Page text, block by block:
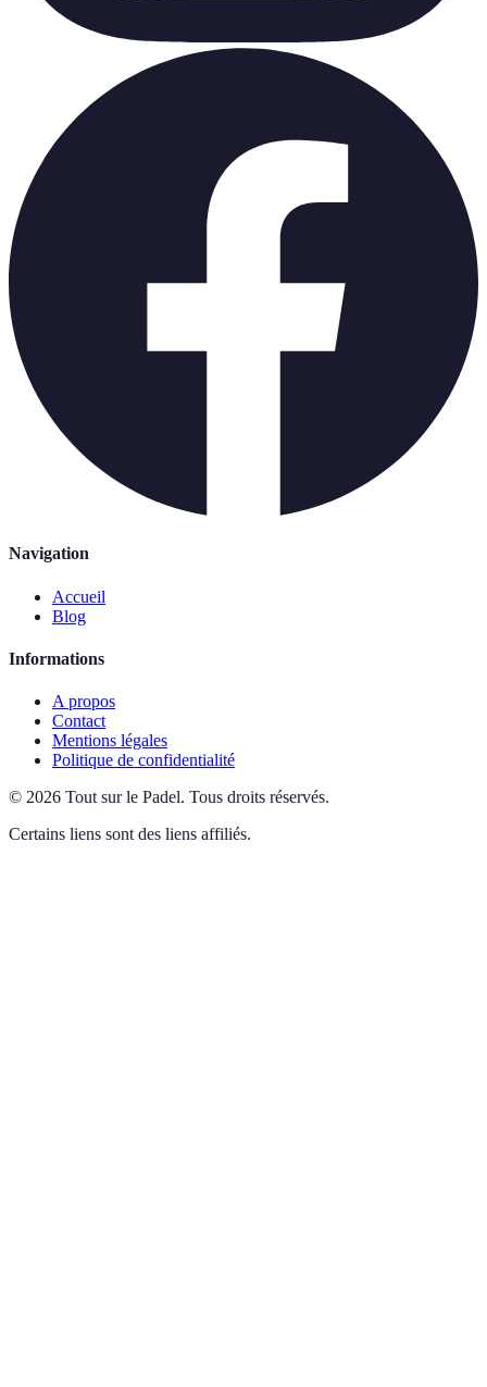
Navigation
Accueil
Blog
Informations
A propos
Contact
Mentions légales
Politique de confidentialité
© 2026 Tout sur le Padel. Tous droits réservés.
Certains liens sont des liens affiliés.